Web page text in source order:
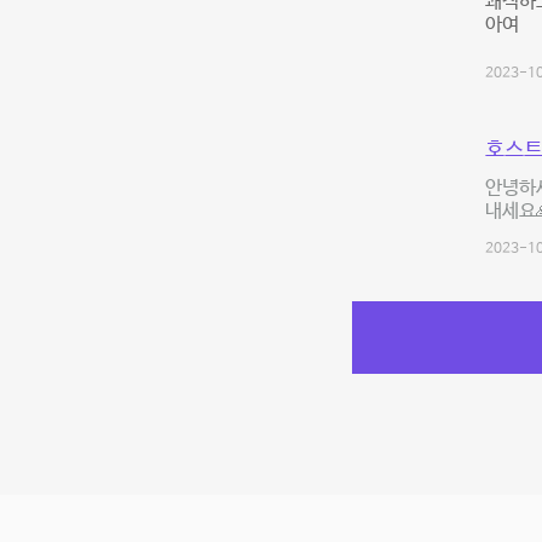
아여
2023-
호스
안녕하
내세
2023-